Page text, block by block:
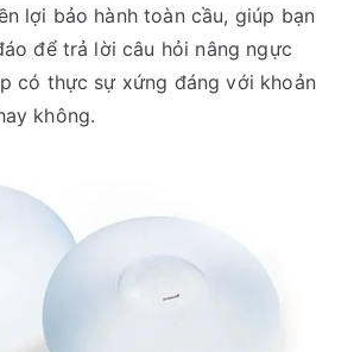
lợi bảo hành toàn cầu, giúp bạn
để trả lời câu hỏi nâng ngực
có thực sự xứng đáng với khoản
không.